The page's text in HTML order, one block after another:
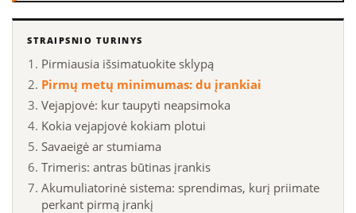
STRAIPSNIO TURINYS
Pirmiausia išsimatuokite sklypą
Pirmų metų minimumas: du įrankiai
Vejapjovė: kur taupyti neapsimoka
Kokia vejapjovė kokiam plotui
Savaeigė ar stumiama
Trimeris: antras būtinas įrankis
Akumuliatorinė sistema: sprendimas, kurį priimate
perkant pirmą įrankį